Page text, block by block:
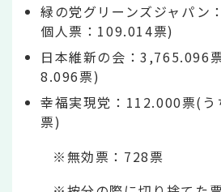
緑の党グリーンズジャパン
個人票：109.014票)
日本維新の会：3,765.096
8.096票)
幸福実現党：112.000票(
票)
※無効票：728票